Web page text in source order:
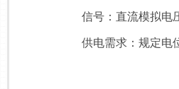
信号：直流模拟电压;
供电需求：规定电